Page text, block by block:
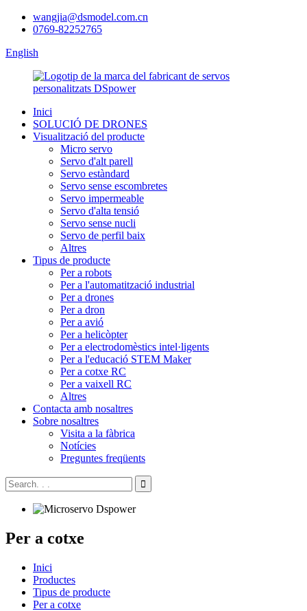
wangjia@dsmodel.com.cn
0769-82252765
English
Inici
SOLUCIÓ DE DRONES
Visualització del producte
Micro servo
Servo d'alt parell
Servo estàndard
Servo sense escombretes
Servo impermeable
Servo d'alta tensió
Servo sense nucli
Servo de perfil baix
Altres
Tipus de producte
Per a robots
Per a l'automatització industrial
Per a drones
Per a dron
Per a avió
Per a helicòpter
Per a electrodomèstics intel·ligents
Per a l'educació STEM Maker
Per a cotxe RC
Per a vaixell RC
Altres
Contacta amb nosaltres
Sobre nosaltres
Visita a la fàbrica
Notícies
Preguntes freqüents
Per a cotxe
Inici
Productes
Tipus de producte
Per a cotxe